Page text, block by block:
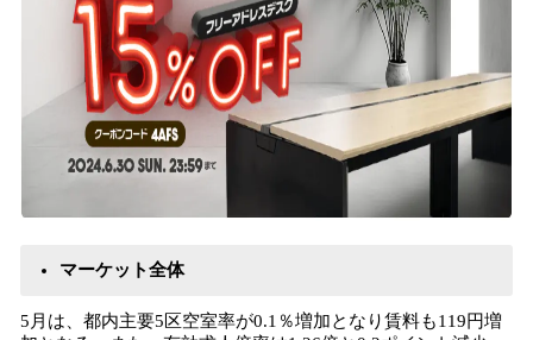
マーケット全体
5月は、都内主要5区空室率が0.1％増加となり賃料も119円増